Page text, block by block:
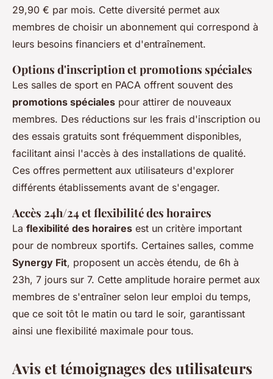
29,90 € par mois. Cette diversité permet aux
membres de choisir un abonnement qui correspond à
leurs besoins financiers et d'entraînement.
Options d'inscription et promotions spéciales
Les salles de sport en PACA offrent souvent des
promotions spéciales pour attirer de nouveaux
membres. Des réductions sur les frais d'inscription ou
des essais gratuits sont fréquemment disponibles,
facilitant ainsi l'accès à des installations de qualité.
Ces offres permettent aux utilisateurs d'explorer
différents établissements avant de s'engager.
Accès 24h/24 et flexibilité des horaires
La flexibilité des horaires est un critère important
pour de nombreux sportifs. Certaines salles, comme
Synergy Fit, proposent un accès étendu, de 6h à
23h, 7 jours sur 7. Cette amplitude horaire permet aux
membres de s'entraîner selon leur emploi du temps,
que ce soit tôt le matin ou tard le soir, garantissant
ainsi une flexibilité maximale pour tous.
Avis et témoignages des utilisateurs